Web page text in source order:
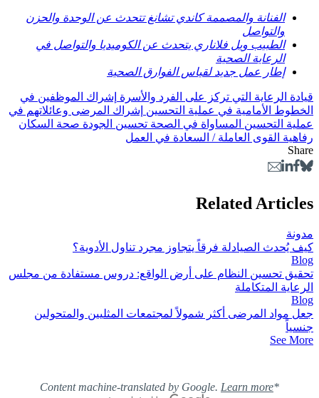
الفنانة والمصممة كاندي تشانغ تتحدث عن الوحدة والحزن
والتواصل
الطبيب ويل فلاناري يتحدث عن الكوميديا ​​والتواصل في
الرعاية الصحية
إطار عمل جديد لقياس الفوارق الصحية
قيادة الرعاية التي تركز على الفرد والأسرة إشراك الموظفين في
الخطوط الأمامية في عملية التحسين إشراك المرضى وعائلاتهم في
عملية التحسين المساواة في الصحة تحسين الجودة صحة السكان
رفاهية القوى العاملة / السعادة في العمل
Share
Related Articles
مدونة
كيف يُحدث الصيادلة فرقاً يتجاوز مجرد تناول الأدوية؟
Blog
تحقيق تحسين النظام على أرض الواقع: دروس مستفادة من مجلس
الرعاية المتكاملة
Blog
جعل مواد المرضى أكثر شمولاً لمجتمعات المثليين والمتحولين
جنسياً
See More
*Content machine-translated by Google.
Learn more